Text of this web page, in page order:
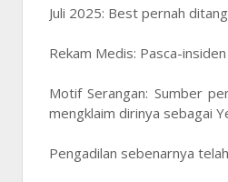
Juli 2025: Best pernah
Rekam Medis: Pasca-
Motif Serangan: Sumber
mengklaim dirinya sebagai
Pengadilan sebenarnya